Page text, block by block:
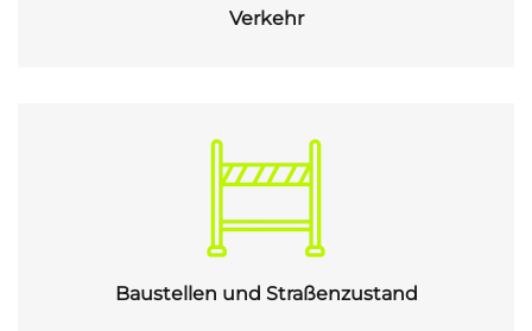
Verkehr
Baustellen und Straßenzustand